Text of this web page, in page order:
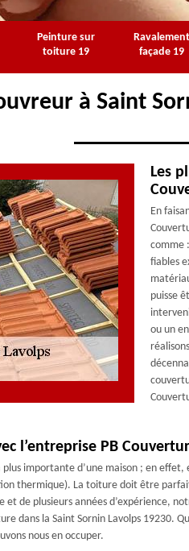
Peinture sur
toiture 19
Ravalement
façade 19
à Saint
Les
En
comme
fiables
puisse
ou un
l’entreprise PB
importante d’une maison ; en
thermique). La toiture doit être
et de plusieurs années d’expérience,
dans la Saint Sornin Lavolps 19230.
nous en occuper.